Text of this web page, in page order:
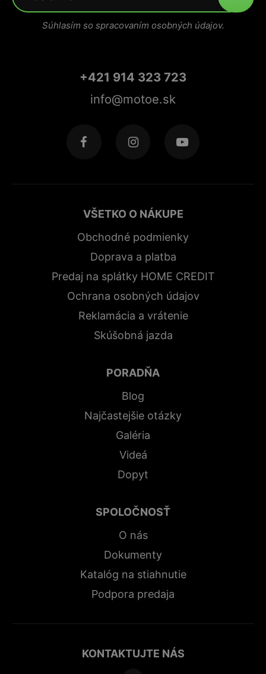
Súhlasím so spracovaním osobných údajov.
+421 914 323 723
info@motoe.sk
VŠETKO O NÁKUPE
Obchodné podmienky
Doprava a platba
Predaj na splátky HOME CREDIT
Ochrana osobných údajov
Reklamácia a vrátenie
Skúšobná jazda
PORADŇA
Blog
Najčastejšie otázky
Galéria
Videá
Dopyt
SPOLOČNOSŤ
O nás
Dokumenty
Katalóg na stiahnutie
Podpora predaja
KONTAKTUJTE NÁS